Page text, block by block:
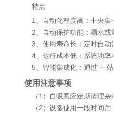
特点
1、自动化程度高：中央
2、自动保护功能：漏水
3、使用寿命长：定时自
4、运行成本低：系统功
5、智能集成化：通过“一
使用注意事项
（1）自吸泵应定期清理杂
（2）设备使用一段时间